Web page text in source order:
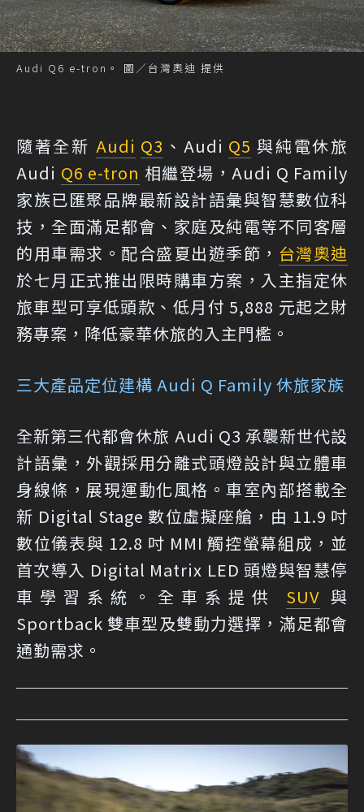
Audi Q6 e-tron。 圖／台灣奧迪 提供
隨著全新 Audi Q3 、Audi Q5 與純電休旅
Audi Q6 e-tron 相繼登場，Audi Q Family
家族已匯聚品牌最新設計語彙與智慧數位科
技，全面滿足都會、家庭及純電等不同客層
的用車需求。配合盛夏出遊季節， 台灣奧迪
於七月正式推出限時購車方案，入主指定休
旅車型可享低頭款、低月付 5,888 元起之財
務專案，降低豪華休旅的入主門檻。
三大產品定位建構 Audi Q Family 休旅家族
全新第三代都會休旅 Audi Q3 承襲新世代設
計語彙，外觀採用分離式頭燈設計與立體車
身線條，展現運動化風格。車室內部搭載全
新 Digital Stage 數位虛擬座艙，由 11.9 吋
數位儀表與 12.8 吋 MMI 觸控螢幕組成，並
首次導入 Digital Matrix LED 頭燈與智慧停
車學習系統。全車系提供 SUV 與
Sportback 雙車型及雙動力選擇，滿足都會
通勤需求。